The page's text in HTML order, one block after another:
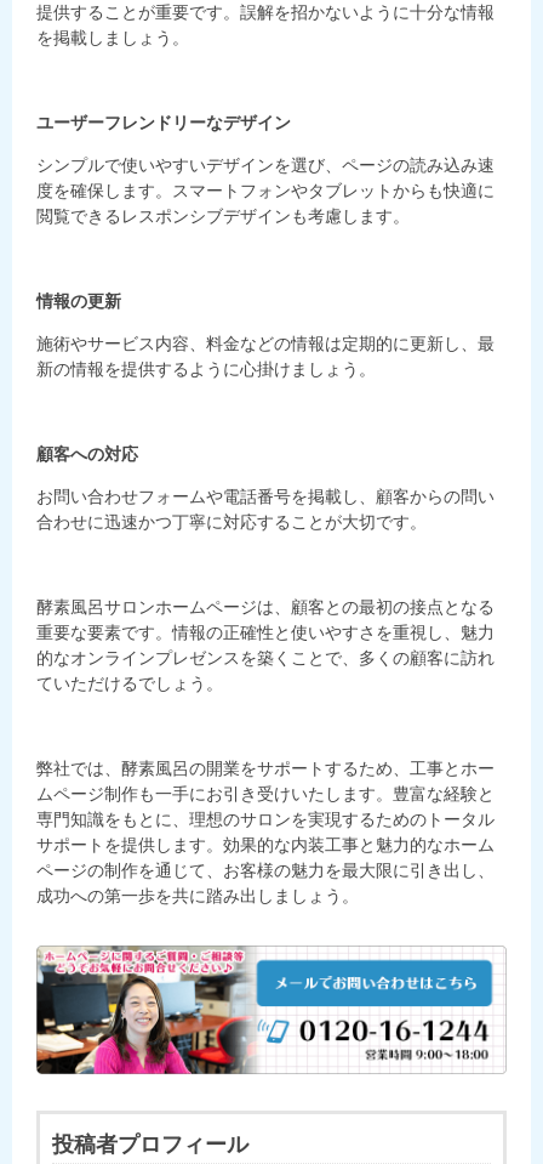
提供することが重要です。誤解を招かないように十分な情報
を掲載しましょう。
ユーザーフレンドリーなデザイン
シンプルで使いやすいデザインを選び、ページの読み込み速
度を確保します。スマートフォンやタブレットからも快適に
閲覧できるレスポンシブデザインも考慮します。
情報の更新
施術やサービス内容、料金などの情報は定期的に更新し、最
新の情報を提供するように心掛けましょう。
顧客への対応
お問い合わせフォームや電話番号を掲載し、顧客からの問い
合わせに迅速かつ丁寧に対応することが大切です。
酵素風呂サロンホームページは、顧客との最初の接点となる
重要な要素です。情報の正確性と使いやすさを重視し、魅力
的なオンラインプレゼンスを築くことで、多くの顧客に訪れ
ていただけるでしょう。
弊社では、酵素風呂の開業をサポートするため、工事とホー
ムページ制作も一手にお引き受けいたします。豊富な経験と
専門知識をもとに、理想のサロンを実現するためのトータル
サポートを提供します。効果的な内装工事と魅力的なホーム
ページの制作を通じて、お客様の魅力を最大限に引き出し、
成功への第一歩を共に踏み出しましょう。
投稿者プロフィール